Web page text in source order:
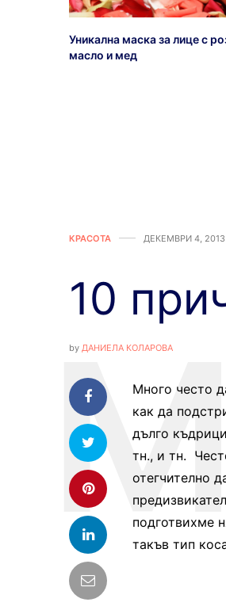
Уникална маска за лице с
масло и мед
КРАСОТА ДЕКЕМВРИ 4, 2013
10
by ДАНИЕЛА КОЛАРОВА
Много често
как да
дълго
тн., и тн.
отегчително
подготвихме
такъв тип